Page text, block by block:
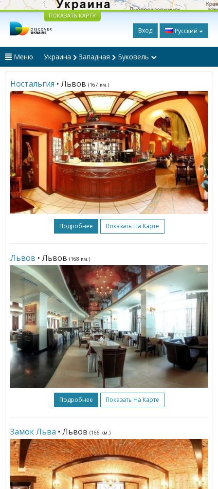
ПОКАЗАТЬ КАРТУ
Вход Русский
Меню Украина Западная Буковель
Ностальгия • Львов (167 км.)
Подробнее Показать На Карте
Львов • Львов (168 км.)
Подробнее Показать На Карте
Замок Льва • Львов (166 км.)